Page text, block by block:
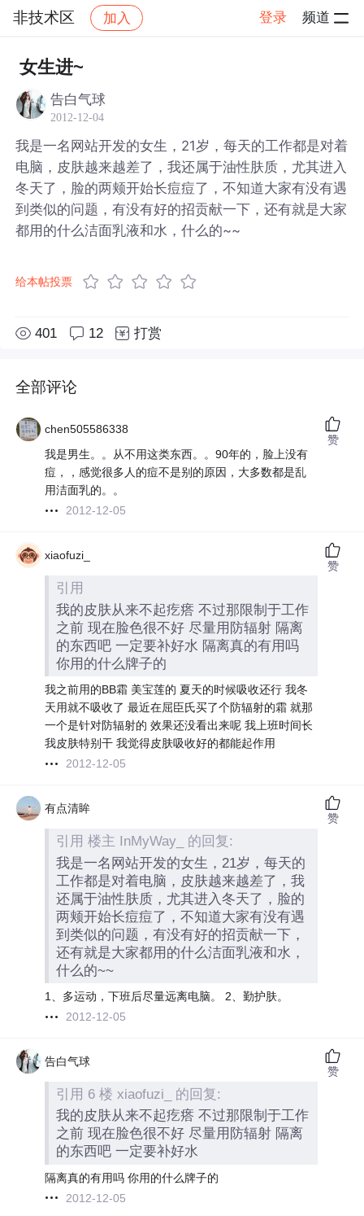
非技术区 加入 登录 频道
社区 非技术区
女生进~
告白气球
2012-12-04
我是一名网站开发的女生，21岁，每天的工作都是对着
电脑，皮肤越来越差了，我还属于油性肤质，尤其进入
冬天了，脸的两颊开始长痘痘了，不知道大家有没有遇
到类似的问题，有没有好的招贡献一下，还有就是大家
都用的什么洁面乳液和水，什么的~~
给本帖投票
401 12 打赏
全部评论
chen505586338
我是男生。。从不用这类东西。。90年的，脸上没有
痘，，感觉很多人的痘不是别的原因，大多数都是乱
用洁面乳的。。
2012-12-05
赞
xiaofuzi_
引用
我的皮肤从来不起疙瘩 不过那限制于工作
之前 现在脸色很不好 尽量用防辐射 隔离
的东西吧 一定要补好水 隔离真的有用吗
你用的什么牌子的
我之前用的BB霜 美宝莲的 夏天的时候吸收还行 我冬
天用就不吸收了 最近在屈臣氏买了个防辐射的霜 就那
一个是针对防辐射的 效果还没看出来呢 我上班时间长
我皮肤特别干 我觉得皮肤吸收好的都能起作用
2012-12-05
赞
有点清眸
引用 楼主 InMyWay_ 的回复:
我是一名网站开发的女生，21岁，每天的
工作都是对着电脑，皮肤越来越差了，我
还属于油性肤质，尤其进入冬天了，脸的
两颊开始长痘痘了，不知道大家有没有遇
到类似的问题，有没有好的招贡献一下，
还有就是大家都用的什么洁面乳液和水，
什么的~~
1、多运动，下班后尽量远离电脑。 2、勤护肤。
2012-12-05
赞
告白气球
引用 6 楼 xiaofuzi_ 的回复:
我的皮肤从来不起疙瘩 不过那限制于工作
之前 现在脸色很不好 尽量用防辐射 隔离
的东西吧 一定要补好水
隔离真的有用吗 你用的什么牌子的
2012-12-05
赞